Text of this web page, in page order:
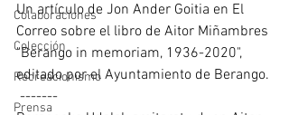
Colaboraciones
Colección
Recreacionismo
Prensa
Un artículo de Jon Ander Goitia en El
Correo sobre el libro de Aitor Miñambres
"Berango in memoriam, 1936-2020",
editado por el Ayuntamiento de Berango.
-------